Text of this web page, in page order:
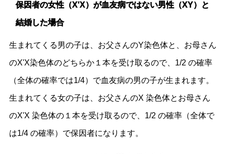
保因者の女性（X'X）が血友病ではない男性（XY）と
結婚した場合
生まれてくる男の子は、お父さんのY染色体と、お母さん
のX'X染色体のどちらか１本を受け取るので、1/2 の確率
（全体の確率では1/4）で血友病の男の子が生まれます。
生まれてくる女の子は、お父さんのX 染色体とお母さん
のX'X 染色体の１本を受け取るので、1/2 の確率（全体で
は1/4 の確率）で保因者になります。